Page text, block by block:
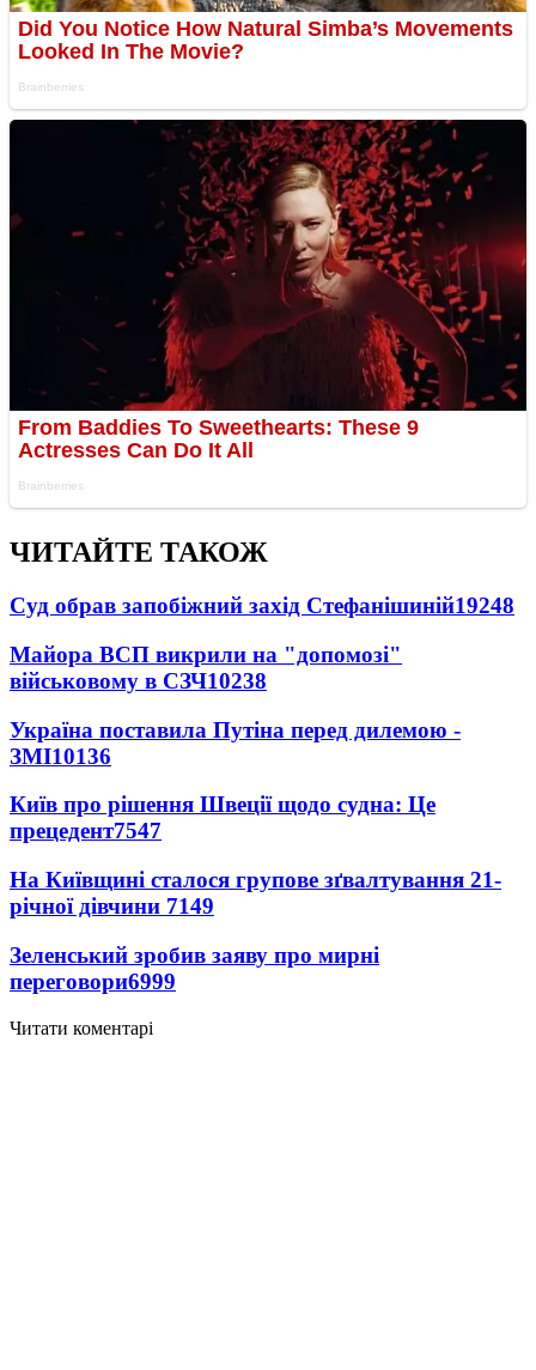
ЧИТАЙТЕ ТАКОЖ
Суд обрав запобіжний захід Стефанішиній19248
Майора ВСП викрили на "допомозі"
військовому в СЗЧ10238
Україна поставила Путіна перед дилемою -
ЗМІ10136
Київ про рішення Швеції щодо судна: Це
прецедент7547
На Київщині сталося групове зґвалтування 21-
річної дівчини 7149
Зеленський зробив заяву про мирні
переговори6999
Читати коментарі